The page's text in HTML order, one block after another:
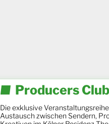
Producers Club
Die exklusive
Austausch zwischen Sendern,